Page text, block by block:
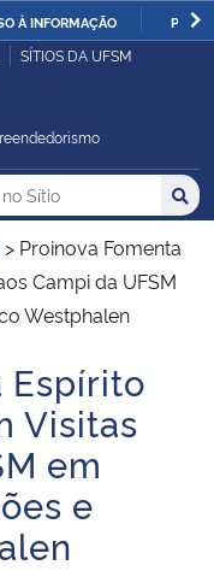
À INFORMAÇÃO
SÍTIOS DA UFSM
no no Sítio
> Proinova Fomenta
Campi da UFSM
Westphalen
Espírito
Visitas
em
e